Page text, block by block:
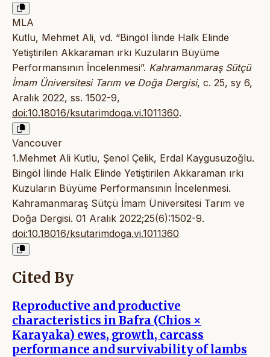
MLA
Kutlu, Mehmet Ali, vd. “Bingöl İlinde Halk Elinde
Yetiştirilen Akkaraman ırkı Kuzuların Büyüme
Performansının İncelenmesi”. Kahramanmaraş Sütçü
İmam Üniversitesi Tarım ve Doğa Dergisi, c. 25, sy 6,
Aralık 2022, ss. 1502-9,
doi:10.18016/ksutarimdoga.vi.1011360.
Vancouver
1.Mehmet Ali Kutlu, Şenol Çelik, Erdal Kaygusuzoğlu.
Bingöl İlinde Halk Elinde Yetiştirilen Akkaraman ırkı
Kuzuların Büyüme Performansının İncelenmesi.
Kahramanmaraş Sütçü İmam Üniversitesi Tarım ve
Doğa Dergisi. 01 Aralık 2022;25(6):1502-9.
doi:10.18016/ksutarimdoga.vi.1011360
Cited By
Reproductive and productive
characteristics in Bafra (Chios ×
Karayaka) ewes, growth, carcass
performance and survivability of lambs